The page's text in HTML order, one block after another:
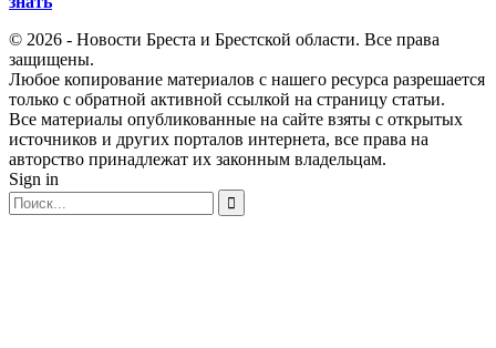
© 2026 - Новости Бреста и Брестской области. Все права
защищены.
Любое копирование материалов с нашего ресурса разрешается
только с обратной активной ссылкой на страницу статьи.
Все материалы опубликованные на сайте взяты с открытых
источников и других порталов интернета, все права на
авторство принадлежат их законным владельцам.
Sign in